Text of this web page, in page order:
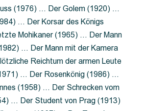
(1976) … Der Golem (1920) …
… Der Korsar des Königs
Mohikaner (1965) … Der Mann
… Der Mann mit der Kamera
Reichtum der armen Leute
… Der Rosenkönig (1986) …
(1958) … Der Schrecken vom
… Der Student von Prag (1913)